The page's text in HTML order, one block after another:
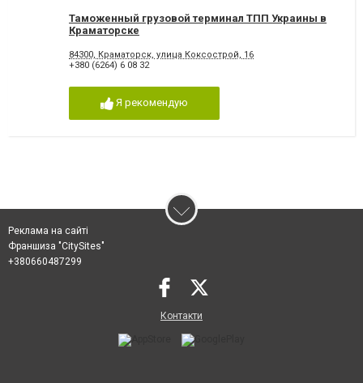
Таможенный грузовой терминал ТПП Украины в
Краматорске
84300, Краматорск, улица Коксострой, 16
+380 (6264) 6 08 32
Я рекомендую
Реклама на сайті
Франшиза "CitySites"
+380660487299
Контакти